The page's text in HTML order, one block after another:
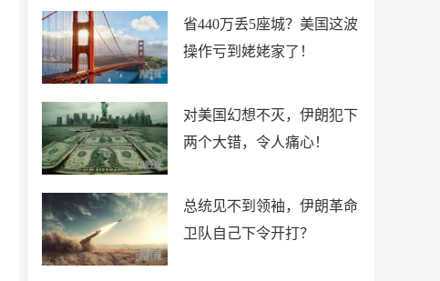
省440万丢5座城？美国这波
操作亏到姥姥家了！
对美国幻想不灭，伊朗犯下
两个大错，令人痛心！
总统见不到领袖，伊朗革命
卫队自己下令开打？